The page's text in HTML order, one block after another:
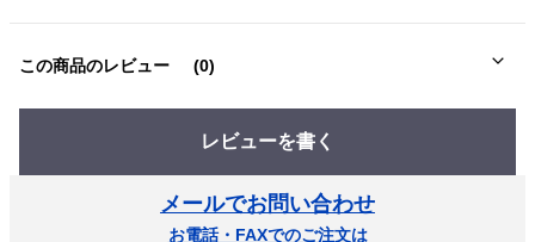
この商品のレビュー (0)
レビューを書く
メールでお問い合わせ
お電話・FAXでのご注文は